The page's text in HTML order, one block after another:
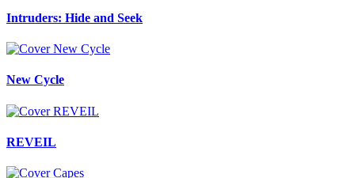
Intruders: Hide and Seek
New Cycle
REVEIL